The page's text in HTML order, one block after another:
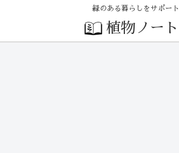
緑のある暮らしをサポート
植物ノート